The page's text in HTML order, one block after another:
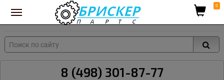
Вход для поставщиков 0
8 (498) 301-87-77